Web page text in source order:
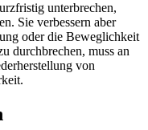
unterbrechen,
Sie verbessern aber
oder die Beweglichkeit
durchbrechen, muss an
von